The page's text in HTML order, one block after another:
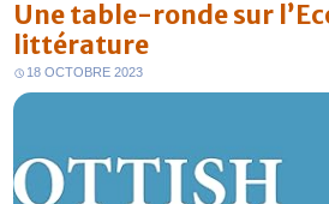
Une table-ronde sur
littérature
18 OCTOBRE 2023